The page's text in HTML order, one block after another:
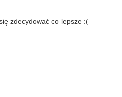
zdecydować co lepsze :(